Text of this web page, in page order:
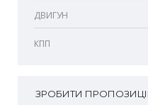
ДВИГУН
КПП
ЗРОБИТИ